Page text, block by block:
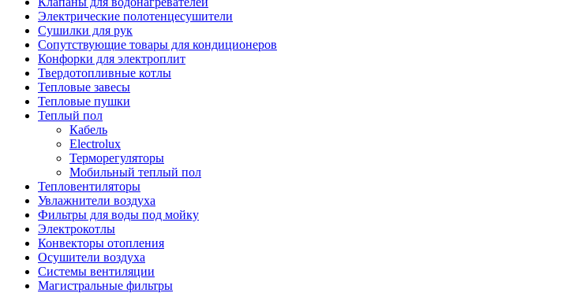
Электрические полотенцесушители
Сушилки для рук
Сопутствующие товары для кондиционеров
Конфорки для электроплит
Твердотопливные котлы
Тепловые завесы
Тепловые пушки
Теплый пол
Кабель
Electrolux
Терморегуляторы
Мобильный теплый пол
Тепловентиляторы
Увлажнители воздуха
Фильтры для воды под мойку
Электрокотлы
Конвекторы отопления
Осушители воздуха
Системы вентиляции
Магистральные фильтры